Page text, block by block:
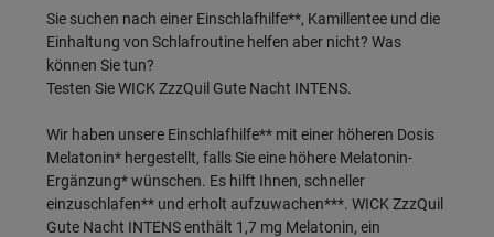
Sie suchen nach einer Einschlafhilfe**, Kamillentee und die
Einhaltung von Schlafroutine helfen aber nicht? Was
können Sie tun?
Testen Sie WICK ZzzQuil Gute Nacht INTENS.
Wir haben unsere Einschlafhilfe** mit einer höheren Dosis
Melatonin* hergestellt, falls Sie eine höhere Melatonin-
Ergänzung* wünschen. Es hilft Ihnen, schneller
einzuschlafen** und erholt aufzuwachen***. WICK ZzzQuil
Gute Nacht INTENS enthält 1,7 mg Melatonin, ein